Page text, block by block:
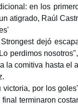
en los
atigrado, Raúl
dejó
perdimos
la comitiva hasta el
por los
terminaron